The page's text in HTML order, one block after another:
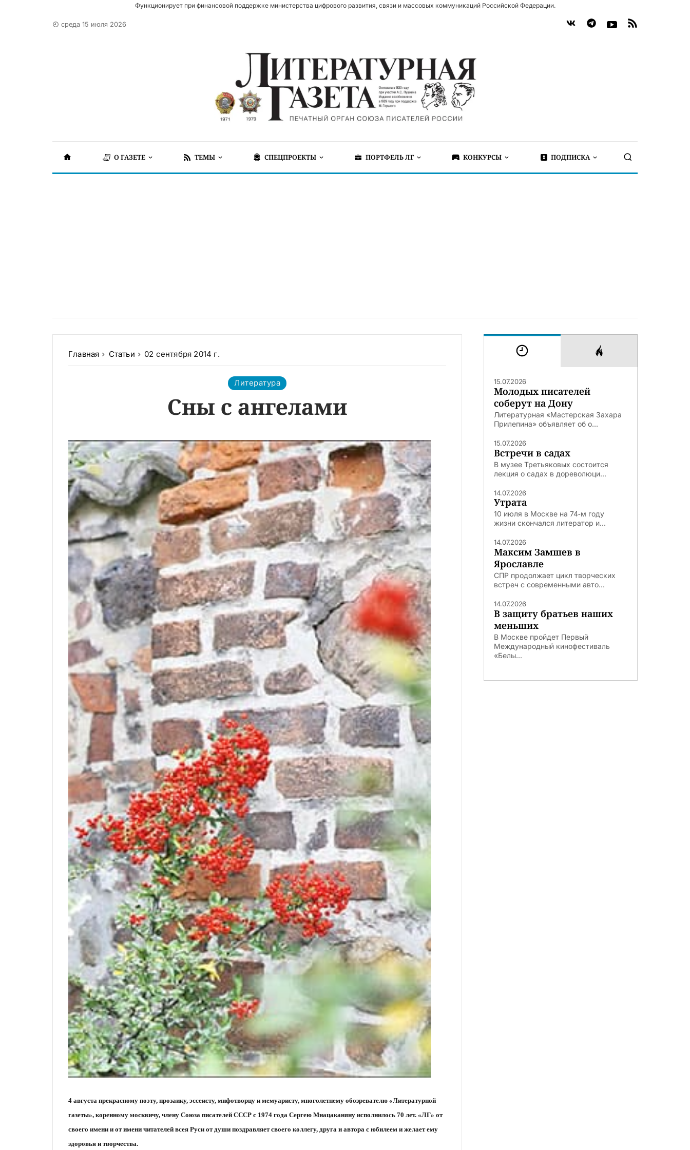
Функционирует при финансовой поддержке министерства цифрового развития, связи и массовых коммуникаций Российской Федерации.
среда 15 июля 2026
О ГАЗЕТЕ ТЕМЫ СПЕЦПРОЕКТЫ ПОРТФЕЛЬ ЛГ КОНКУРСЫ ПОДПИСКА
Главная Статьи 02 сентября 2014 г.
Литература
Сны с ангелами
4 августа прекрасному поэту, прозаику, эссеисту, мифотворцу и мемуаристу, многолетнему обозревателю «Литературной
газеты», коренному москвичу, члену Союза писателей СССР с 1974 года Сергею Мнацаканяну исполнилось 70 лет. «ЛГ» от
своего имени и от имени читателей всея Руси от души поздравляет своего коллегу, друга и автора с юбилеем и желает ему
здоровья и творчества.
15.07.2026
Молодых писателей
соберут на Дону
Литературная «Мастерская Захара
Прилепина» объявляет об о...
15.07.2026
Встречи в садах
В музее Третьяковых состоится
лекция о садах в дореволюци...
14.07.2026
Утрата
10 июля в Москве на 74‑м году
жизни скончался литератор и...
14.07.2026
Максим Замшев в
Ярославле
СПР продолжает цикл творческих
встреч с современными авто...
14.07.2026
В защиту братьев наших
меньших
В Москве пройдет Первый
Международный кинофестиваль
«Белы...